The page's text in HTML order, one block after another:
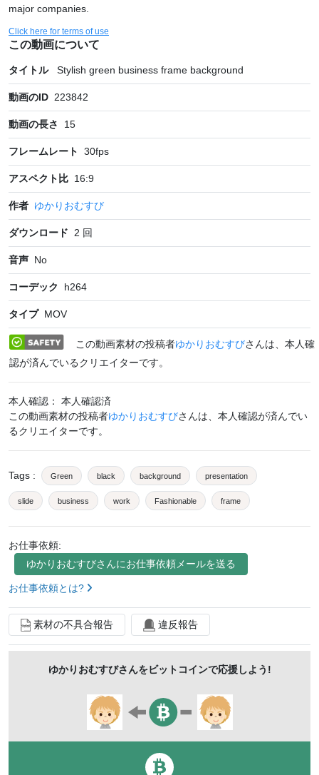
major companies.
Click here for terms of use
この動画について
タイトル Stylish green business frame background
動画のID 223842
動画の長さ 15
フレームレート 30fps
アスペクト比 16:9
作者 ゆかりおむすび
ダウンロード 2 回
音声 No
コーデック h264
タイプ MOV
この動画素材の投稿者ゆかりおむすびさんは、本人確
認が済んでいるクリエイターです。
本人確認： 本人確認済
この動画素材の投稿者ゆかりおむすびさんは、本人確認が済んでい
るクリエイターです。
Tags : Green black background presentation
slide business work Fashionable frame
banner opening ending title Headline
space
Advertisement stylish Wow that's cool it's beautiful
お仕事依頼:
ゆかりおむすびさんにお仕事依頼メールを送る
お仕事依頼とは?
素材の不具合報告 違反報告
ゆかりおむすびさんをビットコインで応援しよう!